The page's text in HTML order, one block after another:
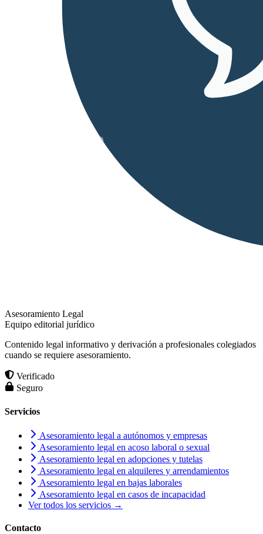
Asesoramiento Legal
Equipo editorial jurídico
Contenido legal informativo y derivación a profesionales colegiados
cuando se requiere asesoramiento.
Verificado
Seguro
Servicios
Asesoramiento legal a autónomos y empresas
Asesoramiento legal en acoso laboral o sexual
Asesoramiento legal en adopciones y tutelas
Asesoramiento legal en alquileres y arrendamientos
Asesoramiento legal en bajas laborales
Asesoramiento legal en casos de incapacidad
Ver todos los servicios →
Contacto